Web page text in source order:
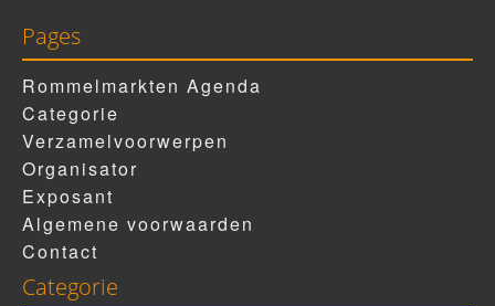
Pages
Rommelmarkten Agenda
Categorie
Verzamelvoorwerpen
Organisator
Exposant
Algemene voorwaarden
Contact
Categorie